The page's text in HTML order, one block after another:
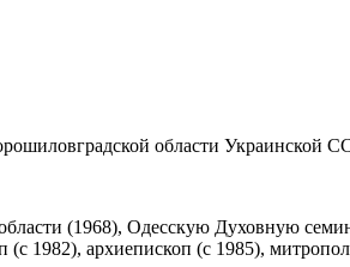
области Украинской
(1968), Одесскую Духовную
1982), архиепископ (с 1985),